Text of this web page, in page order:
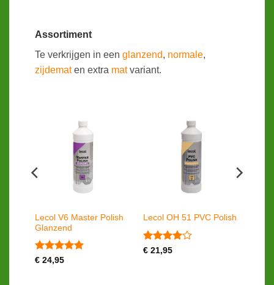
Assortiment
Te verkrijgen in een glanzend, normale,
zijdematen extra matvariant.
Lecol V6 Master Polish
Glanzend
Gewaardeerd
€24,95
Lecol OH 51 PVC Polish
Gewaardeerd
€21,95